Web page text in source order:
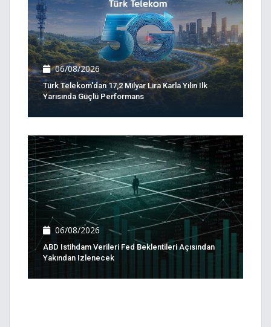
06/08/2026
Türk Telekom'dan 17,2 Milyar Lira Karla Yılın Ilk
Yarısında Güçlü Performans
06/08/2026
ABD Istihdam Verileri Fed Beklentileri Açısından
Yakından Izlenecek